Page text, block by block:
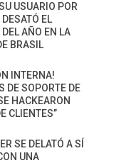
USUARIO POR
EL
DEL AÑO EN LA
BRASIL
INTERNA!
DE SOPORTE DE
HACKEARON
CLIENTES”
SE DELATÓ A SÍ
UNA